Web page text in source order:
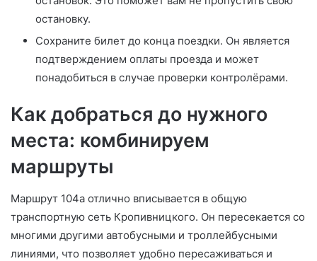
остановку.
Сохраните билет до конца поездки. Он является
подтверждением оплаты проезда и может
понадобиться в случае проверки контролёрами.
Как добраться до нужного
места: комбинируем
маршруты
Маршрут 104а отлично вписывается в общую
транспортную сеть Кропивницкого. Он пересекается со
многими другими автобусными и троллейбусными
линиями, что позволяет удобно пересаживаться и